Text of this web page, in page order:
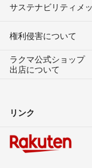
大幅値下げは可能でし
あちゃま - 約8年前
サクサクとは行えな
サステナビリティメ
権利侵害について
ラクマ公式ショップ
出店について
リンク